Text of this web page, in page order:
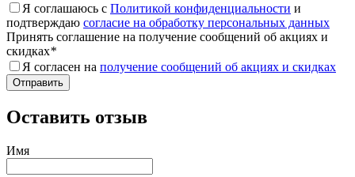
Я соглашаюсь с Политикой конфиденциальности и
подтверждаю согласие на обработку персональных данных
Принять соглашение на получение сообщений об акциях и
скидках*
Я согласен на получение сообщений об акциях и скидках
Оставить отзыв
Имя